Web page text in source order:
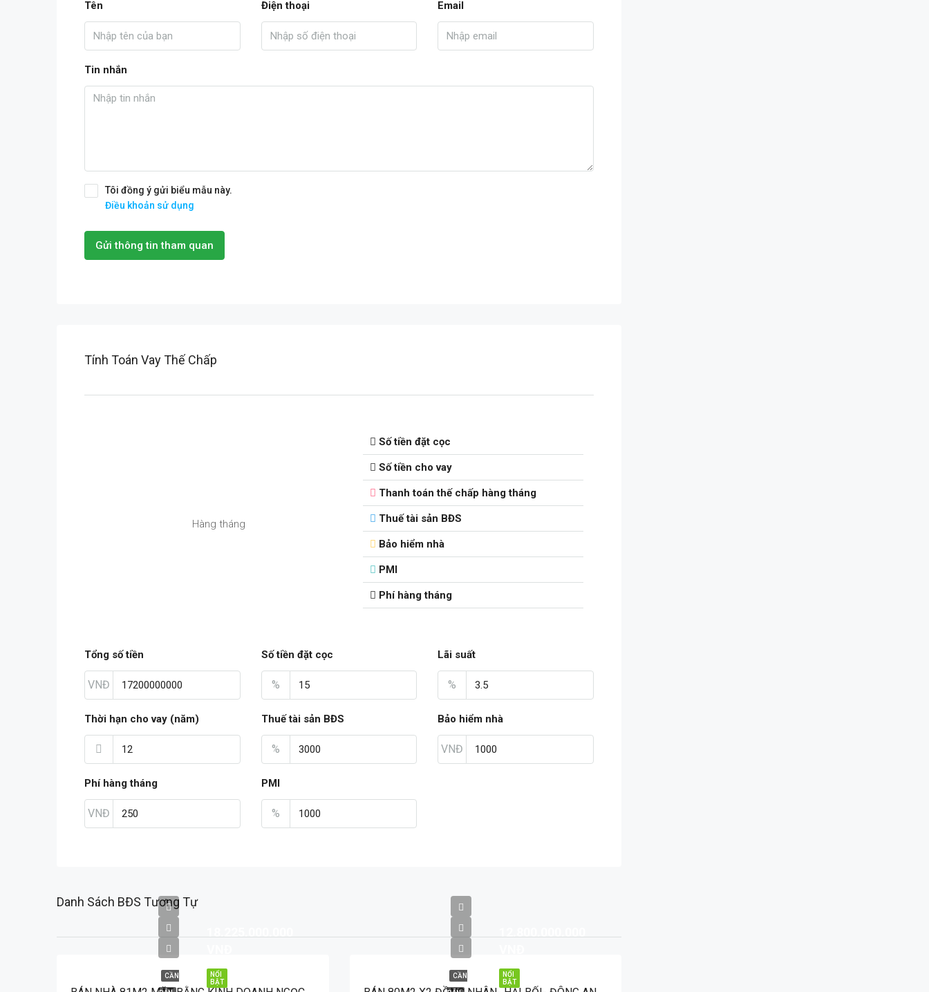
Tên Điện thoại Email
Tin nhắn
Tôi đồng ý gửi biểu mẫu này.
Điều khoản sử dụng
Gửi thông tin tham quan
Tính Toán Vay Thế Chấp
Hàng tháng
Số tiền đặt cọc
Số tiền cho vay
Thanh toán thế chấp hàng tháng
Thuế tài sản BĐS
Bảo hiểm nhà
PMI
Phí hàng tháng
Tổng số tiền
VNĐ
Số tiền đặt cọc
%
Lãi suất
%
Thời hạn cho vay (năm) Thuế tài sản BĐS
%
Bảo hiểm nhà
VNĐ
Phí hàng tháng
VNĐ
PMI
%
Danh Sách BĐS Tương Tự
NỔI
BẬT
CẦN
NỔI
BẬT
CẦN